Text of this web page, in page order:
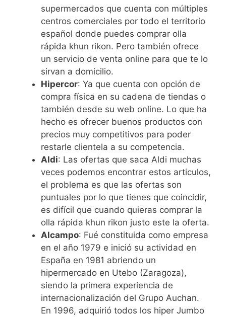
supermercados que cuenta con múltiples
centros comerciales por todo el territorio
español donde puedes comprar olla
rápida khun rikon. Pero también ofrece
un servicio de venta online para que te lo
sirvan a domicilio.
Hipercor: Ya que cuenta con opción de
compra física en su cadena de tiendas o
también desde su web online. Lo que ha
hecho es ofrecer buenos productos con
precios muy competitivos para poder
restarle clientela a su competencia.
Aldi: Las ofertas que saca Aldi muchas
veces podemos encontrar estos articulos,
el problema es que las ofertas son
puntuales por lo que tienes que coincidir,
es difícil que cuando quieras comprar la
olla rápida khun rikon justo este la oferta.
Alcampo: Fué constituida como empresa
en el año 1979 e inició su actividad en
España en 1981 abriendo un
hipermercado en Utebo (Zaragoza),
siendo la primera experiencia de
internacionalización del Grupo Auchan.
En 1996, adquirió todos los hiper Jumbo